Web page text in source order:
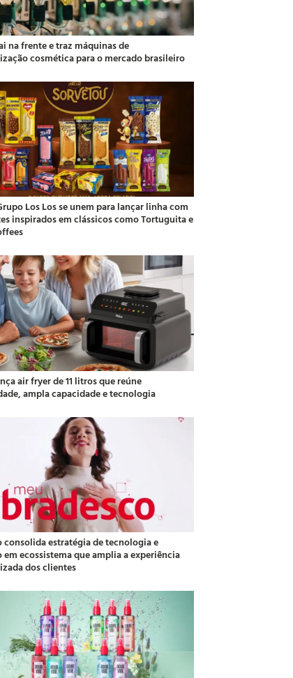
na frente e traz máquinas de
cosmética para o mercado brasileiro
Los Los se unem para lançar linha com
inspirados em clássicos como Tortuguita e
air fryer de 11 litros que reúne
ampla capacidade e tecnologia
consolida estratégia de tecnologia e
em ecossistema que amplia a experiência
dos clientes